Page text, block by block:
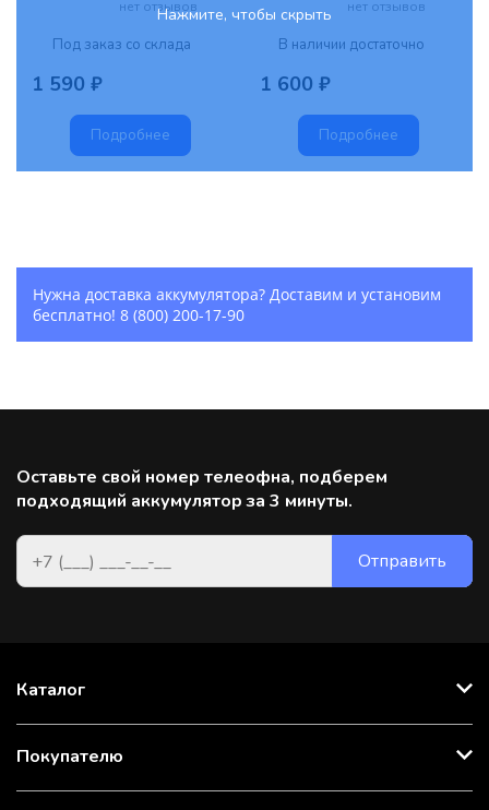
Нажмите, чтобы скрыть
нет отзывов
Под заказ со склада
1 590 ₽
Подробнее
нет отзывов
В наличии достаточно
1 600 ₽
Подробнее
Нужна доставка аккумулятора? Доставим и установим
бесплатно! 8 (800) 200-17-90
Оставьте свой номер телеофна, подберем
подходящий аккумулятор за 3 минуты.
Каталог
Покупателю